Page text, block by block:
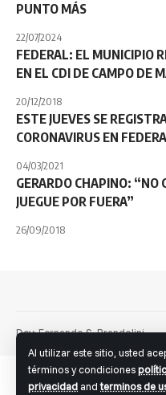
Al utilizar este sitio, usted
términos y condiciones
privacidad andterminos de
PUNTO MÁS
22/07/2024
FEDERAL: EL MUNICIPIO
EN EL CDI DE CAMPO DE
20/12/2018
ESTE JUEVES SE
CORONAVIRUS EN
04/03/2021
GERARDO CHAPINO: “NO
JUEGUE POR FUERA”
26/09/2018
Dev: Fernando S. Brandolini